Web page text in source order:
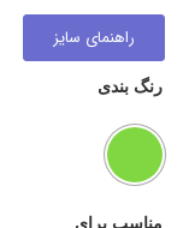
راهنمای سایز
رنگ بندی
مناسب برای